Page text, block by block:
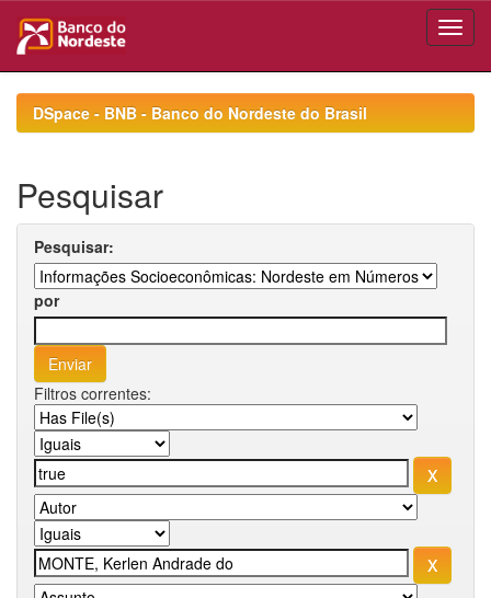
navigationDSpace - BNB - Banco do Nordeste do Brasil
Pesquisar
Pesquisar:
por
Filtros correntes: